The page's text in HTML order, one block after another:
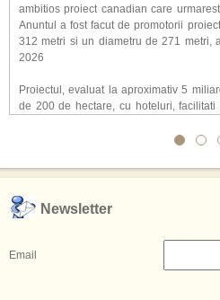
ambitios proiect canadian care
Anuntul a fost facut de promotorii
312 metri si un diametru de 271 metri,
2026
Proiectul, evaluat la aproximativ 5
de 200 de hectare, cu hoteluri,
atragerea a pana la 10 milioane de
exclusiv simularea suprafetei lunare.
,,Credem ca exista sanse mari sa
multe'', a declarat Michael R.
Resorts, citat de Gulf News. Potrivit
decisiv pentru reali zarea proiectului.
Printre celelalte tari care concureaza
Newsletter
Email